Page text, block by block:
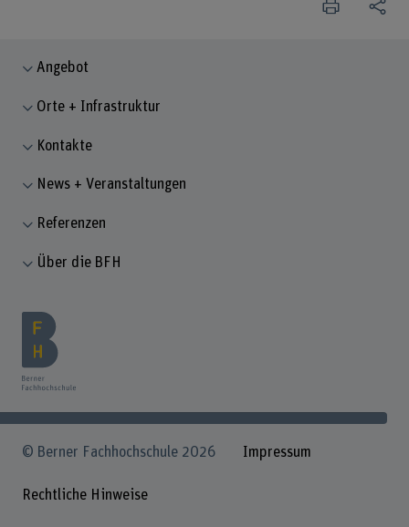
Angebot
Orte + Infrastruktur
Kontakte
News + Veranstaltungen
Referenzen
Über die BFH
© Berner Fachhochschule 2026 Impressum
Rechtliche Hinweise